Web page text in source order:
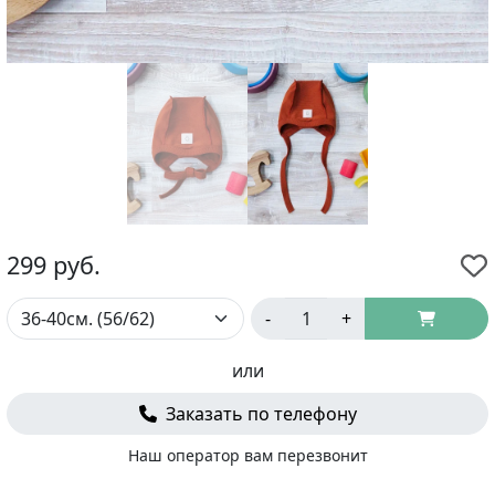
299 руб.
- +
или
Заказать по телефону
Наш оператор вам перезвонит